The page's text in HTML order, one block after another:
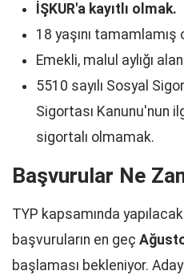
İŞKUR'a kayıtlı olmak.
18 yaşını tamamlamış
Emekli, malul aylığı
5510 sayılı Sosyal
Sigortası Kanunu'nun
sigortalı olmamak.
Başvurular Ne
TYP kapsamında
başvuruların en geç
başlaması bekleniyor.